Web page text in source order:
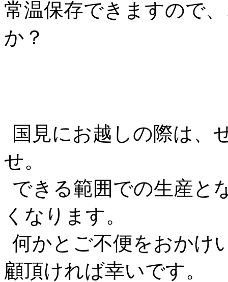
常温保存できますので
か？
国見にお越しの際は、
せ。
できる範囲での生産と
くなります。
何かとご不便をおかけ
顧頂ければ幸いです。